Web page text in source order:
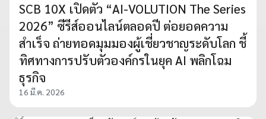
SCB 10X เปิดตัว “AI-VOLUTION The Series
2026” ซีรีส์ออนไลน์ตลอดปี ต่อยอดความ
สำเร็จ ถ่ายทอดมุมมองผู้เชี่ยวชาญระดับโลก ชี้
ทิศทางการปรับตัวองค์กรในยุค AI พลิกโฉม
ธุรกิจ
16 มี.ค. 2026